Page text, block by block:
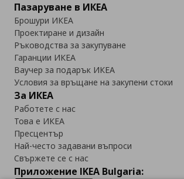
Пазаруване в ИКЕА
Брошури ИКЕА
Проектиране и дизайн
Ръководства за закупуване
Гаранции ИКЕА
Ваучер за подарък ИКЕА
Условия за връщане на закупени стоки
За ИКЕА
Работете с нас
Това е ИКЕА
Пресцентър
Най-често задавани въпроси
Свържете се с нас
Приложение IKEA Bulgaria: